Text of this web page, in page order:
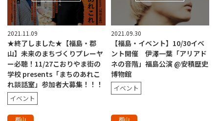
2021.11.09
★終了しました★【福島・郡
山】未来のまちづくりプレーヤ
ー必聴！11/27こおりやま街の
学校 presents「まちのあれこ
れ談話室」参加者大募集！！！
イベント
2021.09.30
【福島・イベント】10/30イベ
ント開催 伊澤一葉「アリアド
ネの音階」福島公演 @安積歴史
博物館
イベント
郡山 郡山